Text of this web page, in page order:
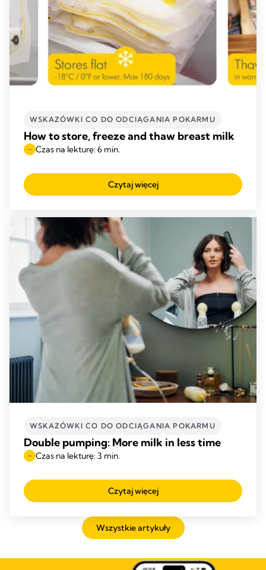
WSKAZÓWKI CO DO ODCIĄGANIA POKARMU
How to store, freeze and thaw breast milk
Czas na lekturę: 6 min.
Czytaj więcej
WSKAZÓWKI CO DO ODCIĄGANIA POKARMU
Double pumping: More milk in less time
Czas na lekturę: 3 min.
Czytaj więcej
Wszystkie artykuły